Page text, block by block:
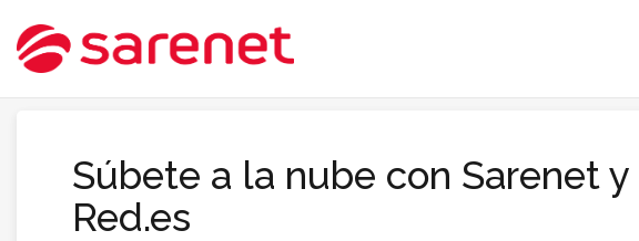
Súbete a la nube con Sarenet
Red.es